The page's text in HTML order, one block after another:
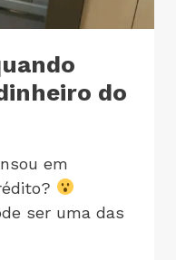
do
em
ser uma das